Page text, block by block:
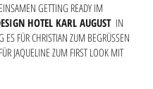
GETTING READY IM
HOTEL KARL AUGUST IN
ES FÜR CHRISTIAN ZUM BEGRÜSSEN
JAQUELINE ZUM FIRST LOOK MIT